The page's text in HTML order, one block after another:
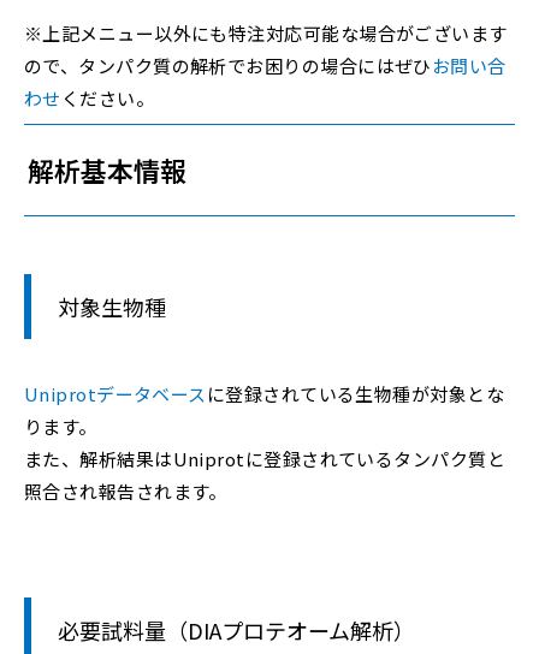
※上記メニュー以外にも特注対応可能な場合がございます
ので、タンパク質の解析でお困りの場合にはぜひお問い合
わせ ください。
解析基本情報
対象生物種
Uniprotデータベース に登録されている生物種が対象とな
ります。
また、解析結果はUniprotに登録されているタンパク質と
照合され報告されます。
必要試料量（DIAプロテオーム解析）